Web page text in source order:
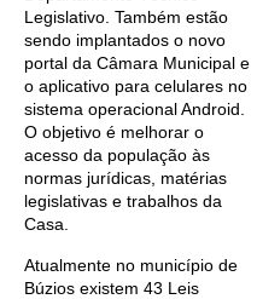
Legislativo. Também estão
sendo implantados o novo
portal da Câmara Municipal e
o aplicativo para celulares no
sistema operacional Android.
O objetivo é melhorar o
acesso da população às
normas jurídicas, matérias
legislativas e trabalhos da
Casa.
Atualmente no município de
Búzios existem 43 Leis